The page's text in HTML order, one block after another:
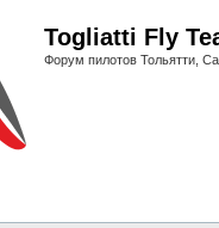
Togliatti Fly
Форум пилотов Тольятти,